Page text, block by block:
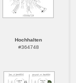
Hochhalten
#364748